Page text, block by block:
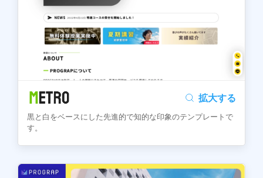
拡大する
黒と白をベースにした先進的で知的な印象のテンプレートで
す。